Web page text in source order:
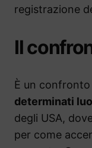
registrazione
Il
È un
determinati
degli USA,
per come